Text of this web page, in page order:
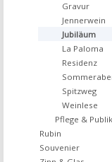
Gravur
Jennerwein
Jubiläum
La Paloma
Residenz
Spitzweg
Weinlese
Pflege &
Rubin
Souvenier